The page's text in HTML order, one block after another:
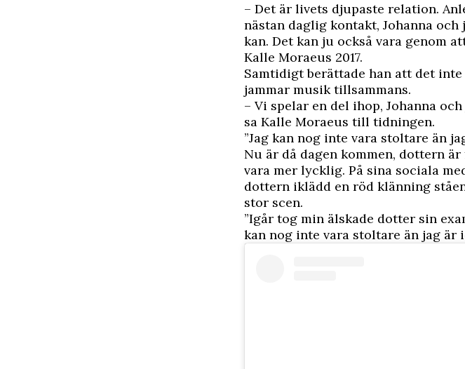
– Det är livets djupaste relation.
nästan daglig kontakt, Johanna
kan. Det kan ju också vara genom
Kalle Moraeus 2017.
Samtidigt berättade han att det
jammar musik tillsammans.
– Vi spelar en del ihop, Johanna
sa Kalle Moraeus till tidningen.
”Jag kan nog inte vara stoltare än
Nu är då dagen kommen, dottern
vara mer lycklig. På sina sociala
dottern iklädd en röd klänning
stor scen.
”Igår tog min älskade dotter sin
kan nog inte vara stoltare än jag är